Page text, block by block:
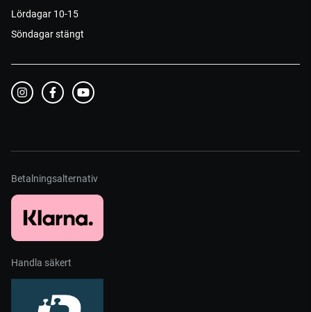
Lördagar 10-15
Söndagar stängt
Betalningsalternativ
Handla säkert